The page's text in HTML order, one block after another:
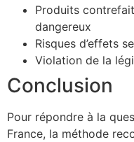
Produits
dangereux
Risques d’effets
Violation de la
Conclusion
Pour répondre à la
France, la méthode